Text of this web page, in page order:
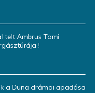
telt Ambrus Tomi
!
a Duna drámai apadása